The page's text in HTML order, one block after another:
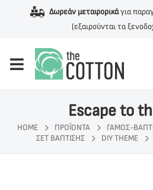
Δωρεάν μεταφορικάγια
(εξαιρούνται τα
Escape to
HOME ΠΡΟΪΌΝΤΑ ΓΆΜΟΣ-
ΣΕΤ ΒΆΠΤΙΣΗΣ
DIY THEME